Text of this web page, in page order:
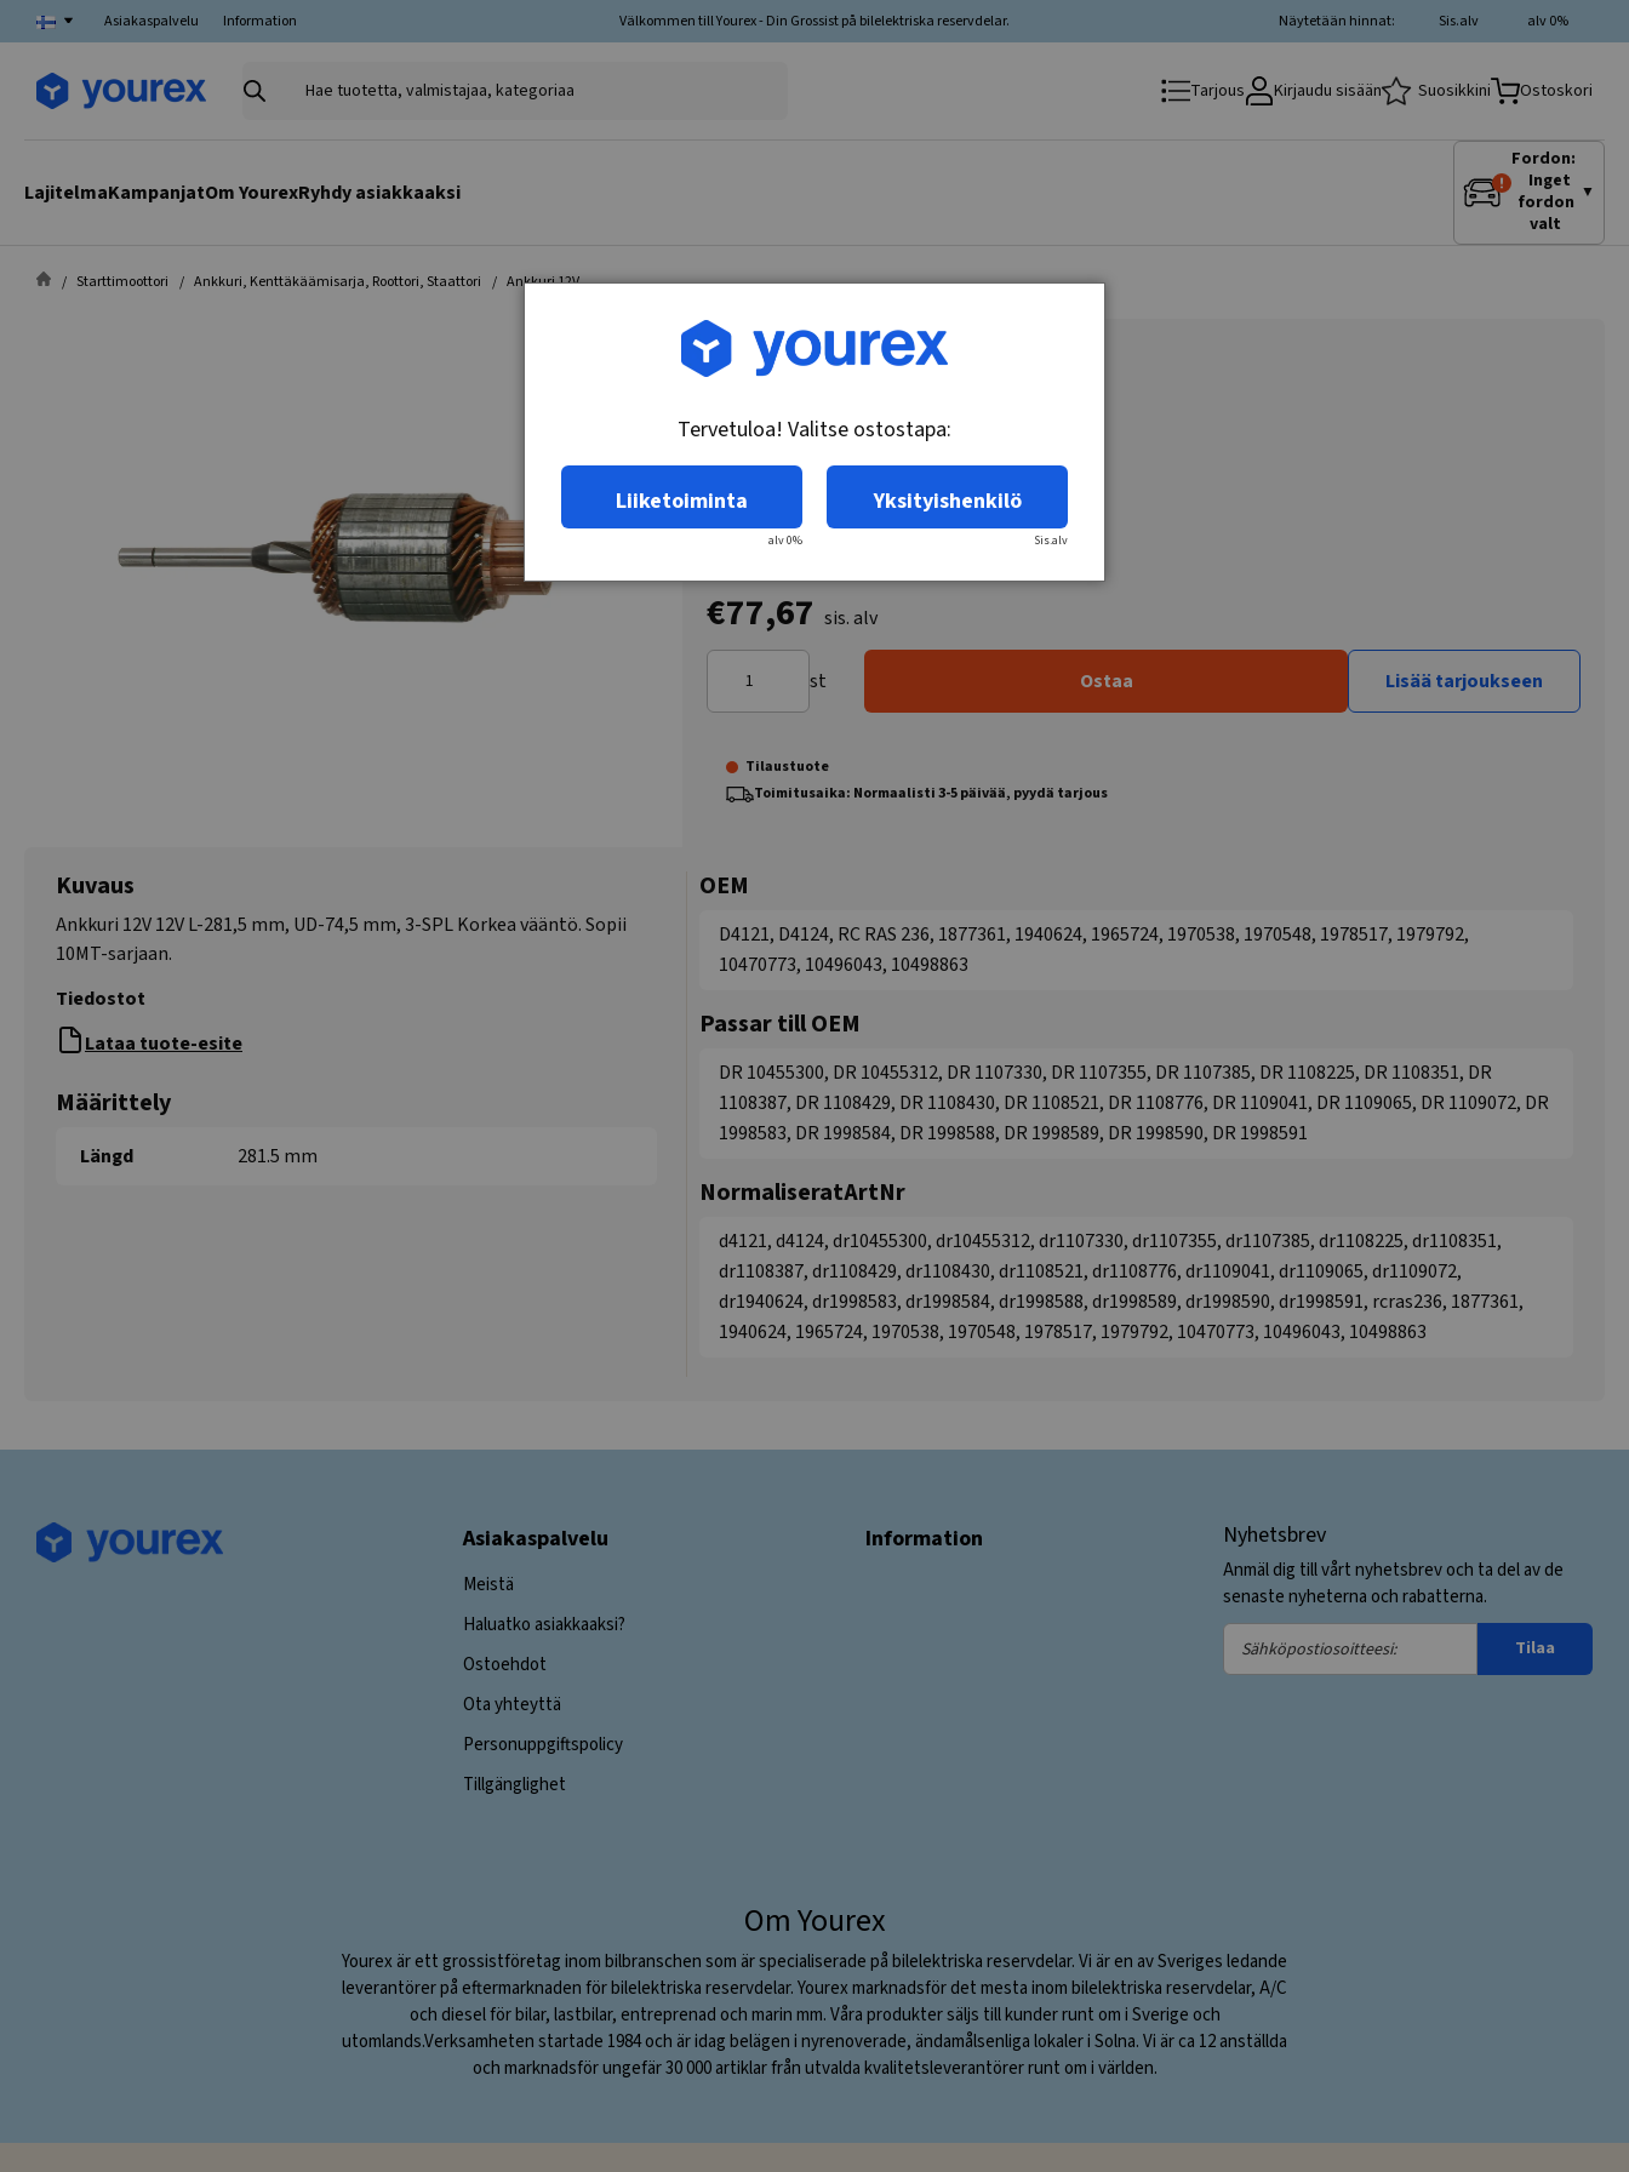
Asiakaspalvelu Information Välkommen till Yourex - Din Grossist på bilelektriska reservdelar. alv 0%
Sis.alv
Näytetään hinnat:
Hae
Tarjous Kirjaudu sisään Suosikkini Ostoskori
LajitelmaKampanjatOm YourexRyhdy asiakkaaksi
Fordon:
Inget
fordon
valt
▼
Starttimoottori Ankkuri, Kenttäkäämisarja, Roottori, Staattori Ankkuri 12V
Tuotenro.: DR-1940624
€77,67 sis. alv
st Ostaa Lisää tarjoukseen
Tilaustuote
Toimitusaika: Normaalisti 3-5 päivää, pyydä tarjous
Kuvaus
Ankkuri 12V 12V L-281,5 mm, UD-74,5 mm, 3-SPL Korkea vääntö. Sopii
10MT-sarjaan.
Tiedostot
Lataa tuote-esite
Määrittely
Längd 281.5 mm
OEM
D4121, D4124, RC RAS 236, 1877361, 1940624, 1965724, 1970538, 1970548, 1978517, 1979792,
10470773, 10496043, 10498863
Passar till OEM
DR 10455300, DR 10455312, DR 1107330, DR 1107355, DR 1107385, DR 1108225, DR 1108351, DR
1108387, DR 1108429, DR 1108430, DR 1108521, DR 1108776, DR 1109041, DR 1109065, DR 1109072, DR
1998583, DR 1998584, DR 1998588, DR 1998589, DR 1998590, DR 1998591
NormaliseratArtNr
d4121, d4124, dr10455300, dr10455312, dr1107330, dr1107355, dr1107385, dr1108225, dr1108351,
dr1108387, dr1108429, dr1108430, dr1108521, dr1108776, dr1109041, dr1109065, dr1109072,
dr1940624, dr1998583, dr1998584, dr1998588, dr1998589, dr1998590, dr1998591, rcras236, 1877361,
1940624, 1965724, 1970538, 1970548, 1978517, 1979792, 10470773, 10496043, 10498863
Asiakaspalvelu
Meistä
Haluatko asiakkaaksi?
Ostoehdot
Ota yhteyttä
Personuppgiftspolicy
Tillgänglighet
Information Nyhetsbrev
Anmäl dig till vårt nyhetsbrev och ta del av de
senaste nyheterna och rabatterna.
Sähköpostiosoitteesi:
Tilaa
Om Yourex
Yourex är ett grossistföretag inom bilbranschen som är specialiserade på bilelektriska reservdelar. Vi är en av Sveriges ledande
leverantörer på eftermarknaden för bilelektriska reservdelar. Yourex marknadsför det mesta inom bilelektriska reservdelar, A/C
och diesel för bilar, lastbilar, entreprenad och marin mm. Våra produkter säljs till kunder runt om i Sverige och
utomlands.Verksamheten startade 1984 och är idag belägen i nyrenoverade, ändamålsenliga lokaler i Solna. Vi är ca 12 anställda
och marknadsför ungefär 30 000 artiklar från utvalda kvalitetsleverantörer runt om i världen.
Tervetuloa! Valitse ostostapa:
Liiketoiminta
alv 0%
Yksityishenkilö
Sis.alv